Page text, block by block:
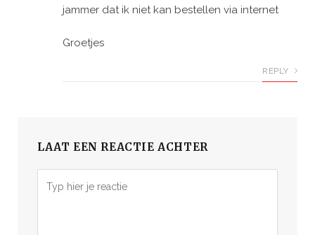
jammer dat ik niet kan bestellen via internet
Groetjes
REPLY
LAAT EEN REACTIE ACHTER